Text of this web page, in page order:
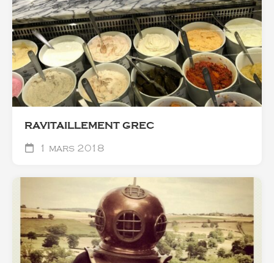
RAVITAILLEMENT GREC
1 mars 2018